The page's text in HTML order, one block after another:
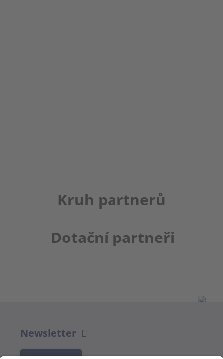
Kruh partnerů
Dotační partneři
Newsletter